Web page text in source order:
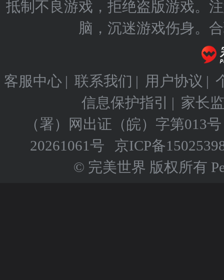
抵制不良游戏，拒绝盗版游戏。
脑，沉迷游戏伤身。
客服中心 | 联系我们 | 用户协议 |
信息保护指引
| 家长
（署）网出证（皖）字第013号
20261061号
京ICP备
© 完美世界 版权所有